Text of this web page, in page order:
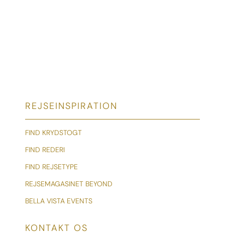
REJSEINSPIRATION
FIND KRYDSTOGT
FIND REDERI
FIND REJSETYPE
REJSEMAGASINET BEYOND
BELLA VISTA EVENTS
KONTAKT OS